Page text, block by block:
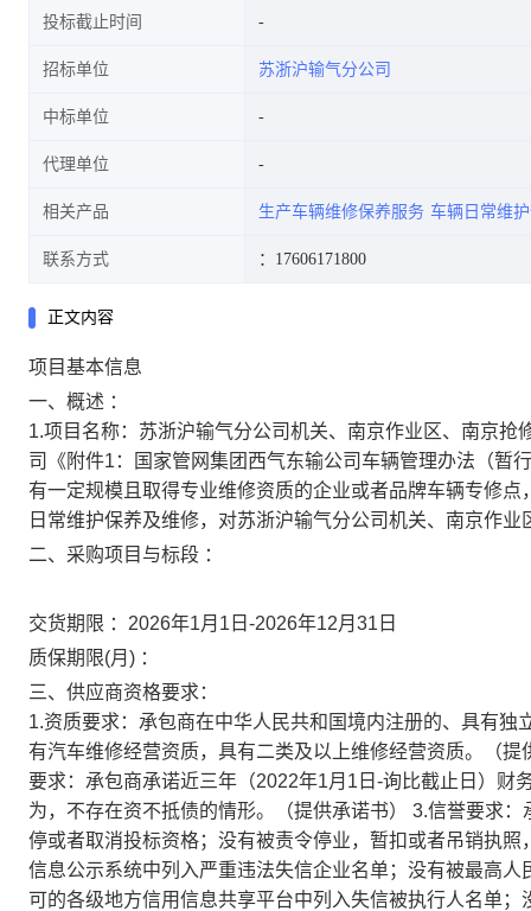
投标截止时间
招标单位 苏浙沪输气分公司
中标单位
代理单位
相关产品 生产车辆维修保养服务 车辆日常维
联系方式 ：17606171800
正文内容
项目基本信息
一、概述 ：
1.项目名称：苏浙沪输气分公司机关、南京作业区、南京
司《附件1：国家管网集团西气东输公司车辆管理办法（暂
有一定规模且取得专业维修资质的企业或者品牌车辆专修
日常维护保养及维修，对苏浙沪输气分公司机关、南京作
二、采购项目与标段 ：
交货期限 ：2026年1月1日-2026年12月31日
质保期限(月) ：
三、供应商资格要求：
1.资质要求：承包商在中华人民共和国境内注册的、具有
有汽车维修经营资质，具有二类及以上维修经营资质。（
要求：承包商承诺近三年（2022年1月1日-询比截止日）财
为，不存在资不抵债的情形。（提供承诺书） 3.信誉要求
停或者取消投标资格；没有被责令停业，暂扣或者吊销执
信息公示系统中列入严重违法失信企业名单；没有被最高
可的各级地方信用信息共享平台中列入失信被执行人名单